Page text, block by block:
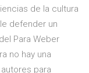
de la cultura
defender un
Para Weber
no hay una
para